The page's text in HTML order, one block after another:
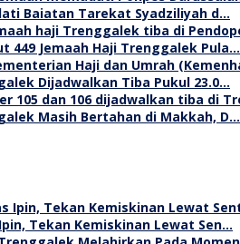
Baiatan Tarekat Syadziliyah d…
449 Jemaah Haji Trenggalek Pula…
Dijadwalkan Tiba Pukul 23.0…
Masih Bertahan di Makkah, D…
Tekan Kemiskinan Lewat Sen…